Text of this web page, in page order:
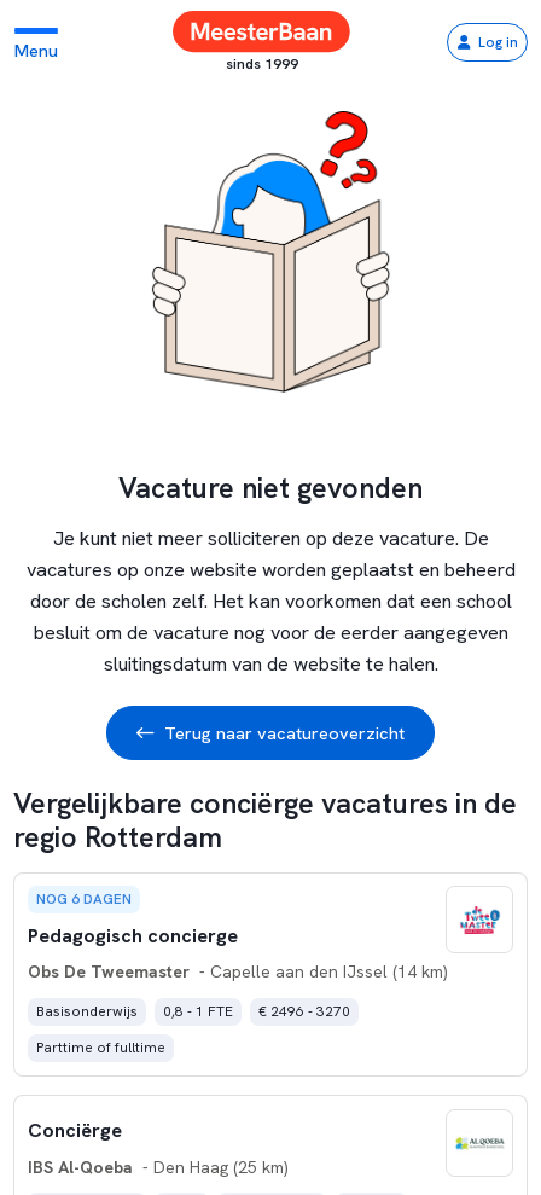
Menu
sinds 1999
Log in
Vacature niet gevonden
Je kunt niet meer solliciteren op deze vacature. De
vacatures op onze website worden geplaatst en beheerd
door de scholen zelf. Het kan voorkomen dat een school
besluit om de vacature nog voor de eerder aangegeven
sluitingsdatum van de website te halen.
Terug naar vacatureoverzicht
Vergelijkbare conciërge vacatures in de
regio Rotterdam
NOG 6 DAGEN
Pedagogisch concierge
Obs De Tweemaster - Capelle aan den IJssel (14 km)
Basisonderwijs 0,8 - 1 FTE
€ 2496 - 3270
Parttime of fulltime
Conciërge
IBS Al-Qoeba - Den Haag (25 km)